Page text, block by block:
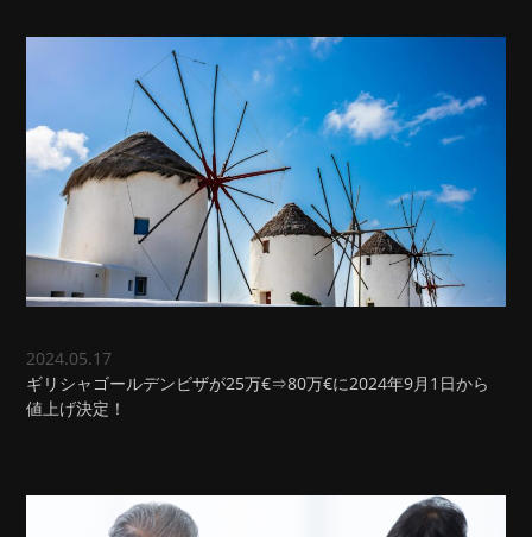
2024.05.17
ギリシャゴールデンビザが25万€⇒80万€に2024年9月1日から
値上げ決定！